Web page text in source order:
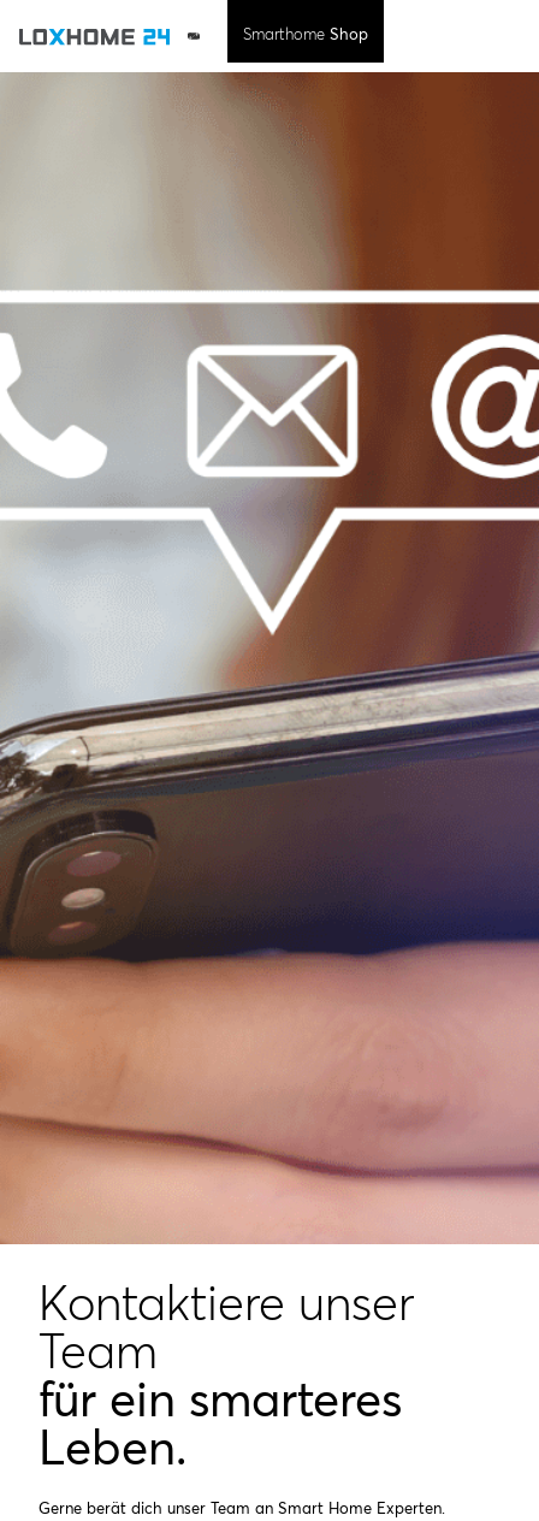
Smarthome Shop
Kontaktiere unser
Team
für ein smarteres
Leben.
Gerne berät dich unser Team an Smart Home Experten.